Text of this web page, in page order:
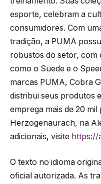
esporte, celebram a
consumidores. Com
tradição, a PUMA
robustos do setor, com
como o Suede e o
marcas PUMA, Cobra
distribui seus produtos
emprega mais de 20 mil
Herzogenaurach, na
adicionais, visite https://
O texto no idioma
oficial autorizada. As